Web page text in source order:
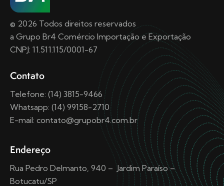
© 2026 Todos direitos reservados
a Grupo Br4 Comércio Importação e Exportação
CNPJ: 11.511.115/0001-67
Contato
Telefone: (14) 3815-9466
Whatsapp: (14) 99158-2710
E-mail: contato@grupobr4.com.br
Endereço
Rua Pedro Delmanto, 940 – Jardim Paraíso –
Botucatu/SP